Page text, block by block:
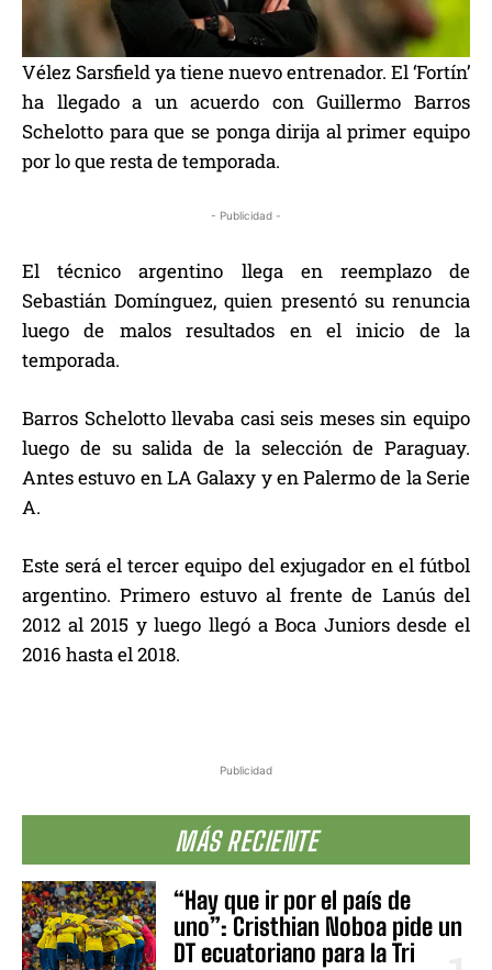
Publicidad
MÁS RECIENTE
“Hay que ir por el país de
uno”: Cristhian Noboa pide un
DT ecuatoriano para la Tri
Vélez Sarsfield ya tiene nuevo entrenador. El ‘Fortín’
ha llegado a un acuerdo con Guillermo Barros
Schelotto para que se ponga dirija al primer equipo
por lo que resta de temporada.
- Publicidad -
El técnico argentino llega en reemplazo de
Sebastián Domínguez, quien presentó su renuncia
luego de malos resultados en el inicio de la
temporada.
Barros Schelotto llevaba casi seis meses sin equipo
luego de su salida de la selección de Paraguay.
Antes estuvo en LA Galaxy y en Palermo de la Serie
A.
Este será el tercer equipo del exjugador en el fútbol
argentino. Primero estuvo al frente de Lanús del
2012 al 2015 y luego llegó a Boca Juniors desde el
2016 hasta el 2018.